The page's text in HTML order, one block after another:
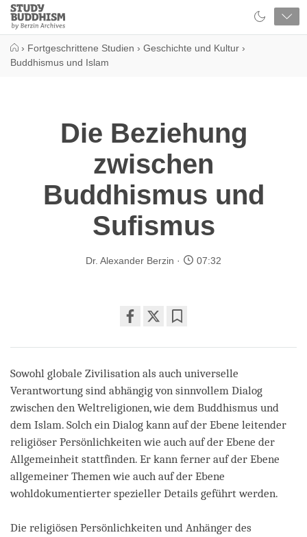
Close
Study
Buddhism
› Fortgeschrittene Studien › Geschichte und Kultur ›
Buddhismus und Islam
Die Beziehung
zwischen
Buddhismus und
Sufismus
Dr. Alexander Berzin 07:32
on
facebook
Sowohl globale Zivilisation als auch universelle
Verantwortung sind abhängig von sinnvollem Dialog
zwischen den Weltreligionen, wie dem Buddhismus und
dem Islam. Solch ein Dialog kann auf der Ebene leitender
religiöser Persönlichkeiten wie auch auf der Ebene der
Allgemeinheit stattfinden. Er kann ferner auf der Ebene
allgemeiner Themen wie auch auf der Ebene
wohldokumentierter spezieller Details geführt werden.
Die religiösen Persönlichkeiten und Anhänger des